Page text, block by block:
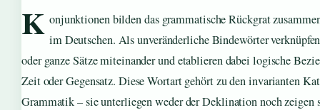
K onjunktionen bilden das grammatische Rückgrat
im Deutschen. Als unveränderliche Bindewörter
oder ganze Sätze miteinander und etablieren dabei logische
Zeit oder Gegensatz. Diese Wortart gehört zu den invarianten
Grammatik – sie unterliegen weder der Deklination noch zeigen